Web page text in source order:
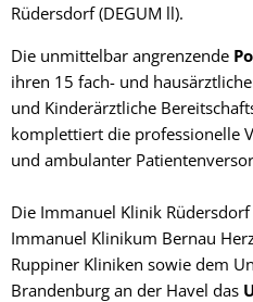
Rüdersdorf (DEGUM ll).
Die unmittelbar angrenzende
ihren 15 fach- und
und Kinderärztliche
komplettiert die professionelle
und ambulanter
Die Immanuel Klinik
Immanuel Klinikum Bernau
Ruppiner Kliniken sowie dem
Brandenburg an der Havel das